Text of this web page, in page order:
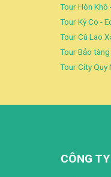
Tour Hòn Khô
Tour Kỳ Co -
Tour Cù Lao
Tour Bảo
Tour City Quy
CÔNG